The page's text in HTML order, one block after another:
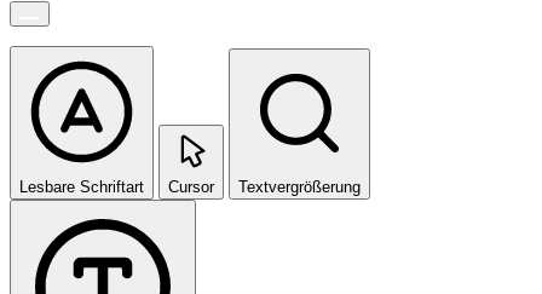
Lesbare Schriftart Cursor Textvergrößerung